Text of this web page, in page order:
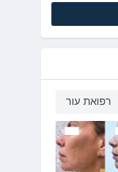
רפואת עור